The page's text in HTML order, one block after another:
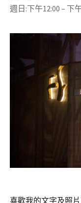
週日:下午12:00 – 下
喜歡我的文字及照